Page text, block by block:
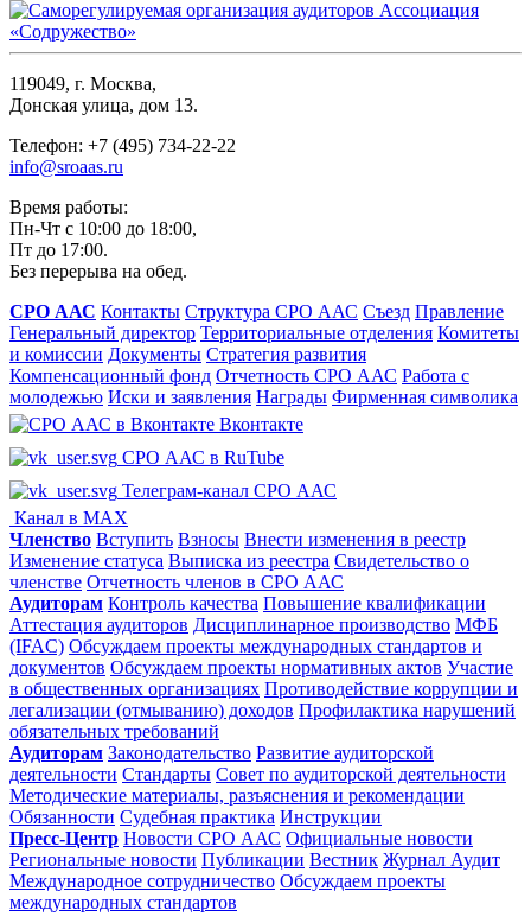
119049, г. Москва,
Донская улица, дом 13.
Телефон: +7 (495) 734-22-22
info@sroaas.ru
Время работы:
Пн-Чт с 10:00 до 18:00,
Пт до 17:00.
Без перерыва на обед.
СРО ААС Контакты Структура СРО ААС Съезд Правление
Генеральный директор Территориальные отделения Комитеты
и комиссии Документы Стратегия развития
Компенсационный фонд Отчетность СРО ААС Работа с
молодежью Иски и заявления Награды Фирменная символика
Вконтакте
СРО ААС в RuTube
Телеграм-канал СРО ААС
Канал в MAX
Членство Вступить Взносы Внести изменения в реестр
Изменение статуса Выписка из реестра Свидетельство о
членстве Отчетность членов в СРО ААС
Аудиторам Контроль качества Повышение квалификации
Аттестация аудиторов Дисциплинарное производство МФБ
(IFAC) Обсуждаем проекты международных стандартов и
документов Обсуждаем проекты нормативных актов Участие
в общественных организациях Противодействие коррупции и
легализации (отмыванию) доходов Профилактика нарушений
обязательных требований
Аудиторам Законодательство Развитие аудиторской
деятельности Стандарты Совет по аудиторской деятельности
Методические материалы, разъяснения и рекомендации
Обязанности Судебная практика Инструкции
Пресс-Центр Новости СРО ААС Официальные новости
Региональные новости Публикации Вестник Журнал Аудит
Международное сотрудничество Обсуждаем проекты
международных стандартов